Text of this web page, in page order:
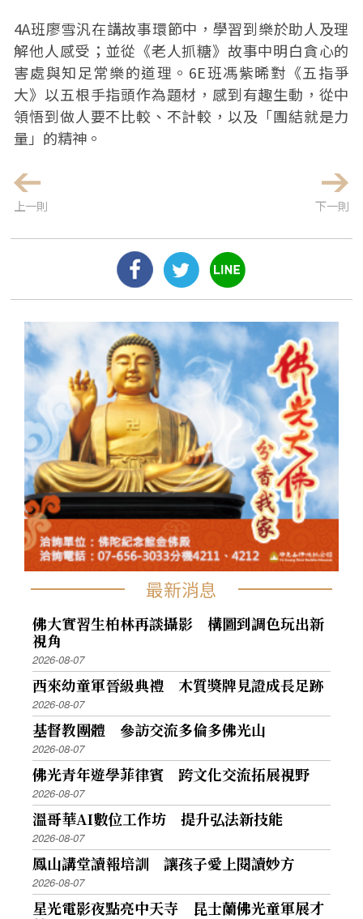
4A班廖雪汎在講故事環節中，學習到樂於助人及理
解他人感受；並從《老人抓糖》故事中明白貪心的
害處與知足常樂的道理。6E班馮紫晞對《五指爭
大》以五根手指頭作為題材，感到有趣生動，從中
領悟到做人要不比較、不計較，以及「團結就是力
量」的精神。
上一則 下一則
最新消息
佛大實習生柏林再談攝影 構圖到調色玩出新
視角
2026-08-07
西來幼童軍晉級典禮 木質獎牌見證成長足跡
2026-08-07
基督教團體 參訪交流多倫多佛光山
2026-08-07
佛光青年遊學菲律賓 跨文化交流拓展視野
2026-08-07
溫哥華AI數位工作坊 提升弘法新技能
2026-08-07
鳳山講堂讀報培訓 讓孩子愛上閱讀妙方
2026-08-07
星光電影夜點亮中天寺 昆士蘭佛光童軍展才